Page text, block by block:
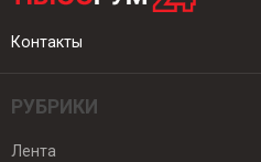
Контакты
РУБРИКИ
Лента